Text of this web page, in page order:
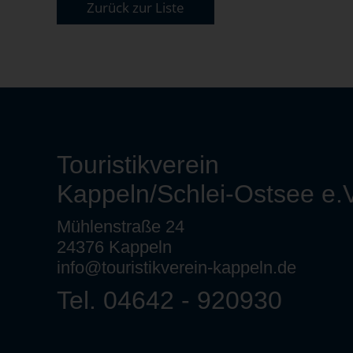
Zurück zur Liste
Touristikverein
Kappeln/Schlei-Ostsee
Mühlenstraße 24
24376 Kappeln
info@touristikverein-kappeln.de
Tel. 04642 - 920930